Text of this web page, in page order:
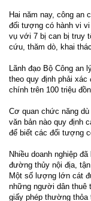
Hai năm nay, công an
đối tượng có hành vi
vụ với 7 bị can bị truy
cứu, thăm dò, khai
Lãnh đạo Bộ Công an
theo quy định phải
chính trên 100 triệu
Cơ quan chức năng
văn bản nào quy định
để biết các đối tượng
Nhiều doanh nghiệp
đường thủy nội địa,
Một số lượng lớn cát
những người dân thuê
giấy phép thường thỏa